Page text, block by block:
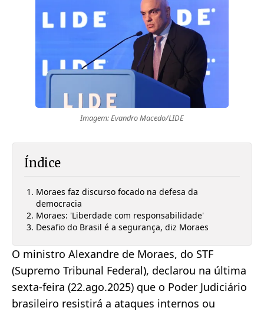
Imagem: Evandro Macedo/LIDE
Índice
Moraes faz discurso focado na defesa da
democracia
Moraes: 'Liberdade com responsabilidade'
Desafio do Brasil é a segurança, diz Moraes
O ministro Alexandre de Moraes, do STF
(Supremo Tribunal Federal), declarou na última
sexta-feira (22.ago.2025) que o Poder Judiciário
brasileiro resistirá a ataques internos ou